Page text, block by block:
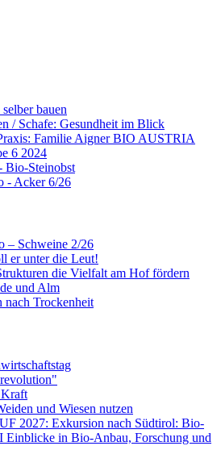
bauen
/ Schafe: Gesundheit im Blick
Familie Aigner BIO AUSTRIA
6 2024
Bio-Steinobst
- Acker 6/26
Schweine 2/26
er unter die Leut!
die Vielfalt am Hof fördern
und Alm
nach Trockenheit
und Wiesen nutzen
2027: Exkursion nach Südtirol: Bio-
Einblicke in Bio-Anbau, Forschung und